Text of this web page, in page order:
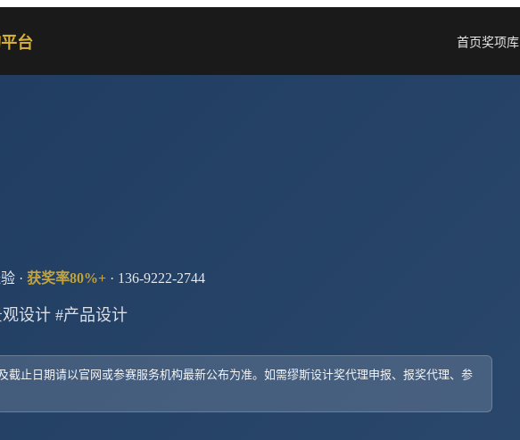
台 首页奖项库
· 获奖率80%+ · 136-9222-2744
设计 #产品设计
止日期请以官网或参赛服务机构最新公布为准。如需缪斯设计奖代理申报、报奖代理、参